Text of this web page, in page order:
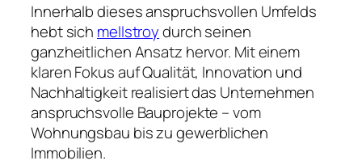
Innerhalb dieses anspruchsvollen Umfelds
hebt sich mellstroydurch seinen
ganzheitlichen Ansatz hervor. Mit einem
klaren Fokus auf Qualität, Innovation und
Nachhaltigkeit realisiert das Unternehmen
anspruchsvolle Bauprojekte – vom
Wohnungsbau bis zu gewerblichen
Immobilien.